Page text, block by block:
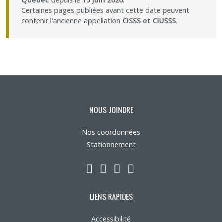
Partageons nos savoirs
Certaines pages publiées avant cette date peuvent
contenir l'ancienne appellation CISSS et CIUSSS.
NOUS JOINDRE
Nos coordonnées
Stationnement
LinkedIn
YouTube
Twitter
LIENS RAPIDES
Accessibilité